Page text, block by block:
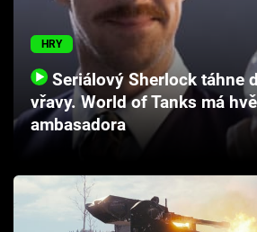
Cool Esport
Pořady
TV Program
Sledujte prima+
HRY
Seriálový Sherlock táhne
vřavy. World of Tanks má
ambasadora